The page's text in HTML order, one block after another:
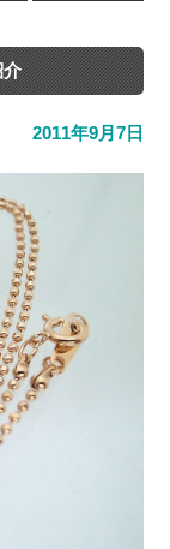
2011年9月7日